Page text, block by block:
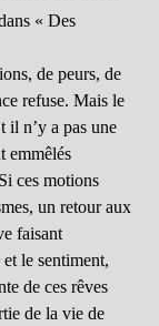
« Des
de peurs, de
refuse. Mais le
il n’y a pas une
emmêlés
ces motions
un retour aux
faisant
le sentiment,
de ces rêves
de la vie de